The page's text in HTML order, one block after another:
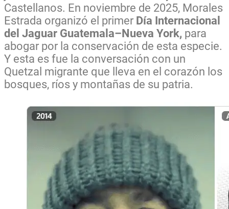
Castellanos. En noviembre de 2025, Morales
Estrada organizó el primer Día Internacional
del Jaguar Guatemala–Nueva York, para
abogar por la conservación de esta especie.
Y esta es fue la conversación con un
Quetzal migrante que lleva en el corazón los
bosques, ríos y montañas de su patria.